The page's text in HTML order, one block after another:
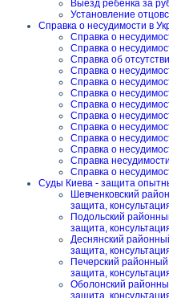
Выезд ребенка за
Установление
Справка о несудимости в
Справка о
Справка о
Справка об
Справка о
Справка о
Справка о
Справка о
Справка о
Справка о
Справка о
Справка о
Справка
Справка о
Суды Киева - защита
Шевченковский
защита,
Подольский
защита,
Деснянский
защита,
Печерский
защита,
Оболонский
защита,